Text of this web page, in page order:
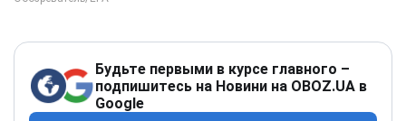
Будьте первыми в курсе главного –
подпишитесь на Новини на OBOZ.UA в
Google